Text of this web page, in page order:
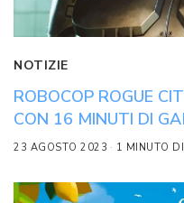
NOTIZIE
ROBOCOP ROGUE
CON 16 MINUTI DI
23 AGOSTO 2023 1 MINUTO